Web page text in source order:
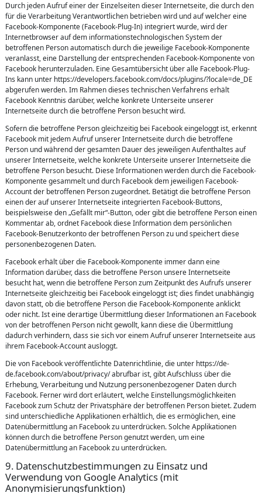
Durch jeden Aufruf einer der Einzelseiten dieser Internetseite, die durch den
für die Verarbeitung Verantwortlichen betrieben wird und auf welcher eine
Facebook-Komponente (Facebook-Plug-In) integriert wurde, wird der
Internetbrowser auf dem informationstechnologischen System der
betroffenen Person automatisch durch die jeweilige Facebook-Komponente
veranlasst, eine Darstellung der entsprechenden Facebook-Komponente von
Facebook herunterzuladen. Eine Gesamtübersicht über alle Facebook-Plug-
Ins kann unter https://developers.facebook.com/docs/plugins/?locale=de_DE
abgerufen werden. Im Rahmen dieses technischen Verfahrens erhält
Facebook Kenntnis darüber, welche konkrete Unterseite unserer
Internetseite durch die betroffene Person besucht wird.
Sofern die betroffene Person gleichzeitig bei Facebook eingeloggt ist, erkennt
Facebook mit jedem Aufruf unserer Internetseite durch die betroffene
Person und während der gesamten Dauer des jeweiligen Aufenthaltes auf
unserer Internetseite, welche konkrete Unterseite unserer Internetseite die
betroffene Person besucht. Diese Informationen werden durch die Facebook-
Komponente gesammelt und durch Facebook dem jeweiligen Facebook-
Account der betroffenen Person zugeordnet. Betätigt die betroffene Person
einen der auf unserer Internetseite integrierten Facebook-Buttons,
beispielsweise den „Gefällt mir“-Button, oder gibt die betroffene Person einen
Kommentar ab, ordnet Facebook diese Information dem persönlichen
Facebook-Benutzerkonto der betroffenen Person zu und speichert diese
personenbezogenen Daten.
Facebook erhält über die Facebook-Komponente immer dann eine
Information darüber, dass die betroffene Person unsere Internetseite
besucht hat, wenn die betroffene Person zum Zeitpunkt des Aufrufs unserer
Internetseite gleichzeitig bei Facebook eingeloggt ist; dies findet unabhängig
davon statt, ob die betroffene Person die Facebook-Komponente anklickt
oder nicht. Ist eine derartige Übermittlung dieser Informationen an Facebook
von der betroffenen Person nicht gewollt, kann diese die Übermittlung
dadurch verhindern, dass sie sich vor einem Aufruf unserer Internetseite aus
ihrem Facebook-Account ausloggt.
Die von Facebook veröffentlichte Datenrichtlinie, die unter https://de-
de.facebook.com/about/privacy/ abrufbar ist, gibt Aufschluss über die
Erhebung, Verarbeitung und Nutzung personenbezogener Daten durch
Facebook. Ferner wird dort erläutert, welche Einstellungsmöglichkeiten
Facebook zum Schutz der Privatsphäre der betroffenen Person bietet. Zudem
sind unterschiedliche Applikationen erhältlich, die es ermöglichen, eine
Datenübermittlung an Facebook zu unterdrücken. Solche Applikationen
können durch die betroffene Person genutzt werden, um eine
Datenübermittlung an Facebook zu unterdrücken.
9. Datenschutzbestimmungen zu Einsatz und
Verwendung von Google Analytics (mit
Anonymisierungsfunktion)